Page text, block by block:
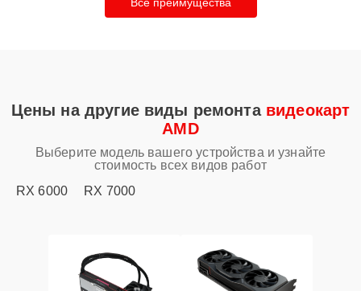
Цены на другие виды ремонта видеокарт
AMD
Выберите модель вашего устройства и узнайте
стоимость всех видов работ
RX 6000
RX 7000